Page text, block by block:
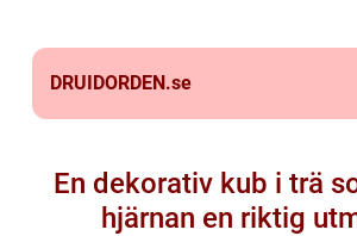
DRUIDORDEN.se
En dekorativ kub i trä
hjärnan en riktig